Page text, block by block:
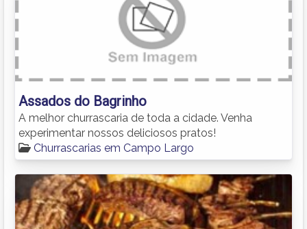
Assados do Bagrinho
A melhor churrascaria de toda a cidade. Venha
experimentar nossos deliciosos pratos!
Churrascarias em Campo Largo